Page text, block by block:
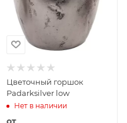
Цветочный горшок
Padarksilver low
Нет в наличии